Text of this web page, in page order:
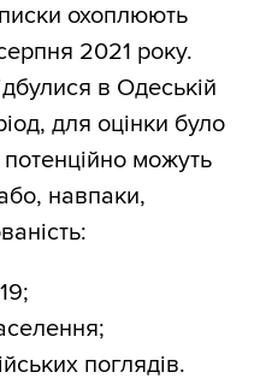
охоплюють
2021 року.
в Одеській
для оцінки було
можуть
або, навпаки,
поглядів.